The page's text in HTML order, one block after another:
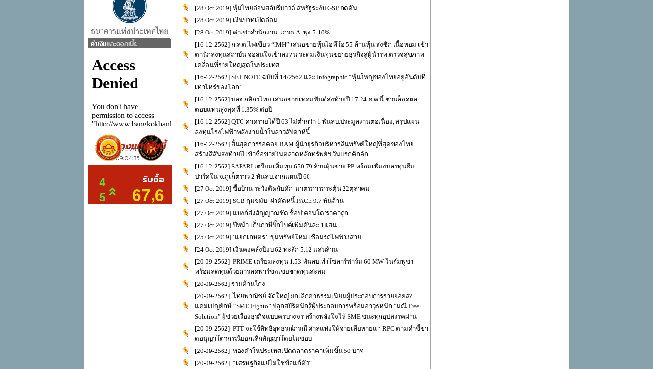
[28 Oct 2019] หุ้นไทยอ่อนสลับรีบาวด์ สหรัฐระงับ GSP กดดัน
[28 Oct 2019] เงินบาทเปิดอ่อน
[28 Oct 2019] ค่าเช่าสำนักงาน เกรด A พุ่ง 5-10%
[16-12-2562] ก.ล.ต.ไฟเขียว “IMH” เสนอขายหุ้นไอพีโอ 55 ล้านหุ้น ส่งซิก เนื้อหอม เข้า
ตานักลงทุนสถาบัน จ่อสนใจเข้าลงทุน ระดมเงินทุนขยายธุรกิจสู่ผู้นำรพ.ตรวจสุขภาพ
เคลื่อนที่รายใหญ่สุดในประเทศ
[16-12-2562] SET NOTE ฉบับที่ 14/2562 และ Infographic “หุ้นใหญ่ของไทยอยู่อันดับที่
เท่าไหร่ของโลก”
[16-12-2562] บลจ.กสิกรไทย เสนอขายเทอมฟันด์ส่งท้ายปี 17-24 ธ.ค.นี้ ชวนล็อคผล
ตอบแทนสูงสุดที่ 1.35% ต่อปี
[16-12-2562] QTC คาดรายได้ปี 63 ไม่ต่ำกว่า 1 พันลบ.ประมูลงานต่อเนื่อง, สรุปแผน
ลงทุนโรงไฟฟ้าพลังงานน้ำในลาวสัปดาห์นี้
[16-12-2562] สิ้นสุดการรอคอย BAM ผู้นำธุรกิจบริหารสินทรัพย์ใหญ่ที่สุดของไทย
สร้างสีสันส่งท้ายปี เข้าซื้อขายในตลาดหลักทรัพย์ฯ วันแรกคึกคัก
[16-12-2562] SAFARI เตรียมเพิ่มทุน 650.79 ล้านหุ้นขาย PP พร้อมเพิ่มงบลงทุนธีม
ปาร์คใน จ.ภูเก็ตราว 2 พันลบ.จากแผนปี 60
[27 Oct 2019] ซื้อบ้าน ระวังติดกับดัก มาตรการกระตุ้น 22ตุลาคม
[27 Oct 2019] SCB กุมขมับ ผ่าตัดหนี้ PACE 9.7 พันล้าน
[27 Oct 2019] แบงก์ส่งสัญญาณชัด ช็อป‘คอนโด’ราคาถูก
[27 Oct 2019] ปีหน้า เก็บภาษีบิ๊กไบค์เพิ่มคันละ 1แสน
[25 Oct 2019] ‘แยกเกษตร’ ขุมทรัพย์ใหม่ เชื่อมรถไฟฟ้า3สาย
[24 Oct 2019] เงินคงคลังปีงบ 62 ทะลัก 5.12 แสนล้าน
[20-09-2562] PRIME เตรียมลงทุน 1.53 พันลบ.ทำโซลาร์ฟาร์ม 60 MW ในกัมพูชา
พร้อมลดทุนด้วยการลดพาร์ชดเชยขาดทุนสะสม
[20-09-2562] ร่วมต้านโกง
[20-09-2562] ไทยพาณิชย์ จัดใหญ่ ยกเลิกค่าธรรมเนียมผู้ประกอบการรายย่อยส่ง
แคมเปญยักษ์ “SME Fighto” ปลุกสปิริตนักสู้ผู้ประกอบการพร้อมอาวุธหนัก “มณี Free
Solution” ผู้ช่วยเรื่องธุรกิจแบบครบวงจร สร้างพลังใจให้ SME ชนะทุกอุปสรรคผ่าน
[20-09-2562] PTT จะใช้สิทธิอุทธรณ์กรณี ศาลแพ่งให้จ่ายเสียหายแก่ RPC ตามคำชี้ขา
ดอนุญาโตฯกรณีบอกเลิกสัญญาโดยไม่ชอบ
[20-09-2562] ทองคำในประเทศเปิดตลาดราคาเพิ่มขึ้น 50 บาท
[20-09-2562] “เศรษฐกิจแย่ไม่ใช่ข้อแก้ตัว”